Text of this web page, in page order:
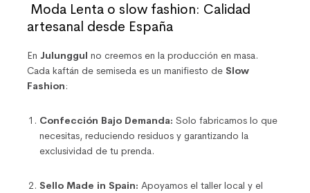
Moda Lenta o slow fashion: Calidad
artesanal desde España
EnJulunggul no creemos en la producción en masa.
Cada kaftán de semiseda es un manifiesto deSlow
Fashion:
Confección Bajo Demanda: Solo fabricamos lo que
necesitas, reduciendo residuos y garantizando la
exclusividad de tu prenda.
Sello Made in Spain: Apoyamos el taller local y el